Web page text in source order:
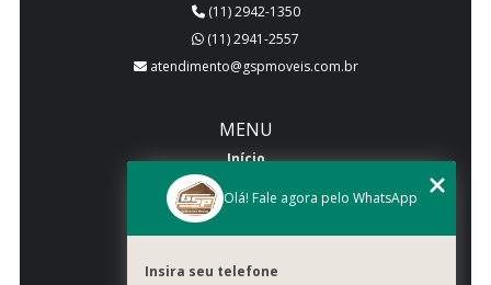
(11) 2942-1350
(11) 2941-2557
atendimento@gspmoveis.com.br
MENU
Início
Quem somos
Galeria
Olá! Fale agora pelo WhatsApp
Insira seu telefone